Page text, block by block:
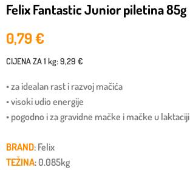
Felix Fantastic Junior piletina 85g
0,79€
CIJENA ZA1 kg:9,29 €
• za idealan rast i razvoj mačića
• visoki udio energije
• pogodno i za gravidne mačke i mačke u laktaciji
BRAND: Felix
TEŽINA: 0.085kg